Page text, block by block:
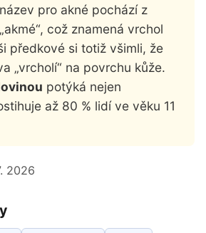
pro akné pochází z
což znamená vrchol
předkové si totiž všimli, že
„vrcholí“ na povrchu kůže.
potýká nejen
až 80 % lidí ve věku 11
2026